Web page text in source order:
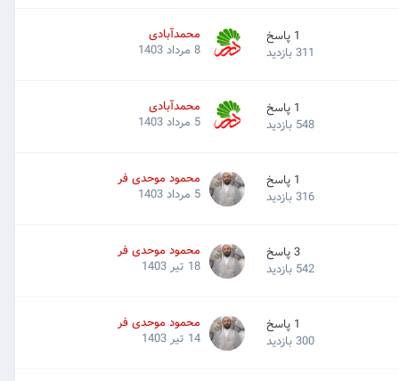
1 پاسخ
311بازدید
محمدآبادی
8 مرداد 1403
1 پاسخ
548 بازدید
محمدآبادی
5 مرداد 1403
1 پاسخ
316بازدید
محمود موحدی فر
5 مرداد 1403
3پاسخ
542 بازدید
محمود موحدی فر
18 تیر 1403
1 پاسخ
300بازدید
محمود موحدی فر
14 تیر 1403